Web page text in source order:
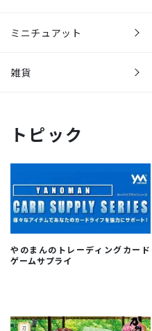
ミニチュアット
雑貨
トピック
やのまんのトレーディングカード
ゲームサプライ